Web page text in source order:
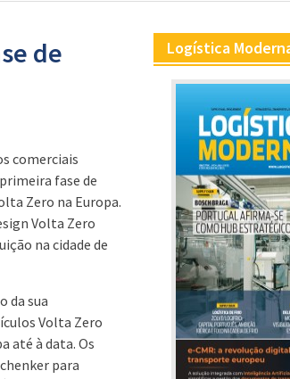
de
comerciais
fase de
Zero na Europa.
Volta Zero
na cidade de
da sua
Volta Zero
até à data. Os
para
Logística